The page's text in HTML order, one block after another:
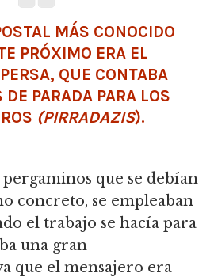
MÁS CONOCIDO
PRÓXIMO ERA EL
QUE CONTABA
PARADA PARA LOS
(PIRRADAZIS).
pergaminos que se debían
concreto, se empleaban
el trabajo se hacía para
una gran
que el mensajero era